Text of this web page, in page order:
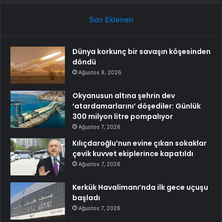
Son Eklenen
Dünya korkunç bir savaşın köşesinden
döndü
Ağustos 8, 2026
Okyanusun altına şehrin dev
‘atardamarlarını’ döşediler: Günlük
300 milyon litre pompalıyor
Ağustos 7, 2026
Kılıçdaroğlu’nun evine çıkan sokaklar
çevik kuvvet ekiplerince kapatıldı
Ağustos 7, 2026
Kerkük Havalimanı’nda ilk gece uçuşu
başladı
Ağustos 7, 2026